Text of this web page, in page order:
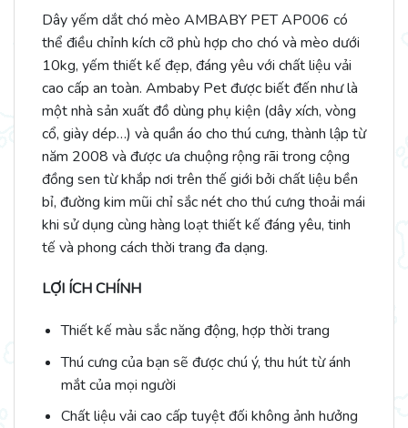
Dây yếm dắt chó mèo AMBABY PET AP006 có
thể điều chỉnh kích cỡ phù hợp cho chó và mèo dưới
10kg, yếm thiết kế đẹp, đáng yêu với chất liệu vải
cao cấp an toàn. Ambaby Pet được biết đến như là
một nhà sản xuất đồ dùng phụ kiện (dây xích, vòng
cổ, giày dép…) và quần áo cho thú cưng, thành lập từ
năm 2008 và được ưa chuộng rộng rãi trong cộng
đồng sen từ khắp nơi trên thế giới bởi chất liệu bền
bỉ, đường kim mũi chỉ sắc nét cho thú cưng thoải mái
khi sử dụng cùng hàng loạt thiết kế đáng yêu, tinh
tế và phong cách thời trang đa dạng.
LỢI ÍCH CHÍNH
Thiết kế màu sắc năng động, hợp thời trang
Thú cưng của bạn sẽ được chú ý, thu hút từ ánh
mắt của mọi người
Chất liệu vải cao cấp tuyệt đối không ảnh hưởng